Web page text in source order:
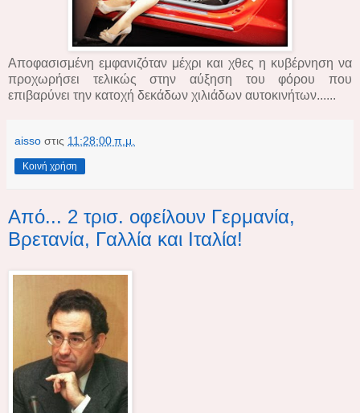
Αποφασισμένη εμφανιζόταν μέχρι και χθες η κυβέρνηση να
προχωρήσει τελικώς στην αύξηση του φόρου που
επιβαρύνει την κατοχή δεκάδων χιλιάδων αυτοκινήτων......
aisso στις 11:28:00 π.μ.
Κοινή χρήση
Από... 2 τρισ. οφείλουν Γερμανία,
Βρετανία, Γαλλία και Ιταλία!